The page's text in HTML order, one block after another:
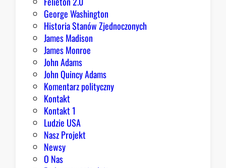
George Washington
Historia Stanów Zjednoczonych
James Madison
James Monroe
John Adams
John Quincy Adams
Komentarz polityczny
Kontakt
Kontakt 1
Ludzie USA
Nasz Projekt
Newsy
O Nas